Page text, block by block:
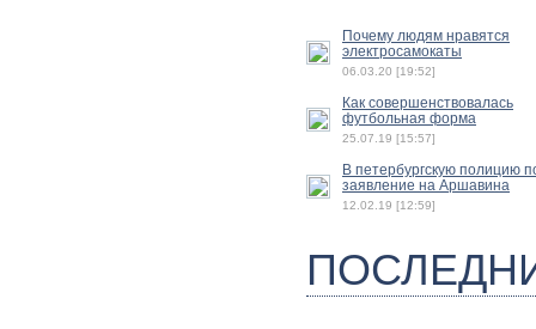
Почему людям нравятся
электросамокаты
06.03.20 [19:52]
Как совершенствовалась
футбольная форма
25.07.19 [15:57]
В петербургскую полицию
заявление на Аршавина
12.02.19 [12:59]